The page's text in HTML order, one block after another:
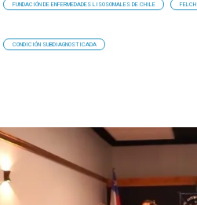
FUNDACIÓN DE ENFERMEDADES LISOSOMALES DE CHILE FELCH
CONDICIÓN SUBDIAGNOSTICADA